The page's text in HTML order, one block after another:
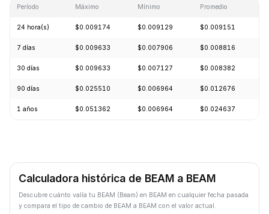
Período Máximo Mínimo Promedio
24 hora(s) $0.009174 $0.009129 $0.009151
7 días $0.009633 $0.007906 $0.008816
30 días $0.009633 $0.007127 $0.008382
90 días $0.025510 $0.006964 $0.012676
1 años $0.051362 $0.006964 $0.024637
Calculadora histórica de BEAM a BEAM
Descubre cuánto valía tu BEAM (Beam) en BEAM en cualquier fecha pasada
y compara el tipo de cambio de BEAM a BEAM con el valor actual.